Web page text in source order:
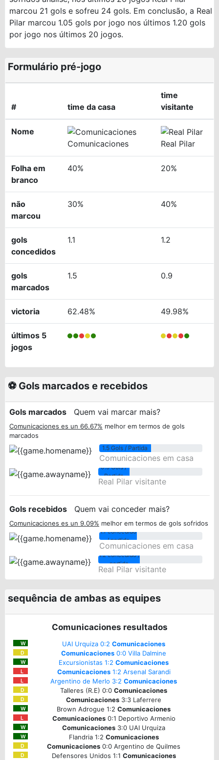
marcou 21 gols e sofreu 24 gols. Em conclusão, a Real
Pilar marcou 1.05 gols por jogo nos últimos 1.20 gols
por jogo nos últimos 20 jogos.
Formulário pré-jogo
# time da casa
time
visitante
Nome
Comunicaciones
Real Pilar
Folha em
branco
40% 20%
não
marcou
30% 40%
gols
concedidos
1.1 1.2
gols
marcados
1.5 0.9
victoria 62.48% 49.98%
últimos 5
jogos
⚽ Gols marcados e recebidos
Gols marcados Quem vai marcar mais?
Comunicaciones es un 66.67% melhor em termos de gols
marcados
1.5 Gols / Partida
Comunicaciones em casa
0.9 Gols /
Partida
Real Pilar visitante
Gols recebidos Quem vai conceder mais?
Comunicaciones es un 9.09% melhor em termos de gols sofridos
1.1 concedido
/ partido
Comunicaciones em casa
1.2 concedido /
partido
Real Pilar visitante
sequência de ambas as equipes
Comunicaciones resultados
W UAI Urquiza 0:2 Comunicaciones
D Comunicaciones 0:0 Villa Dalmine
W Excursionistas 1:2 Comunicaciones
L Comunicaciones1:2 Arsenal Sarandi
L Argentino de Merlo 3:2 Comunicaciones
D Talleres (R.E) 0:0 Comunicaciones
D Comunicaciones 3:3 Laferrere
W Brown Adrogue 1:2 Comunicaciones
L Comunicaciones0:1 Deportivo Armenio
W Comunicaciones 3:0 UAI Urquiza
W Flandria 1:2 Comunicaciones
D Comunicaciones 0:0 Argentino de Quilmes
D Defensores Unidos 1:1 Comunicaciones